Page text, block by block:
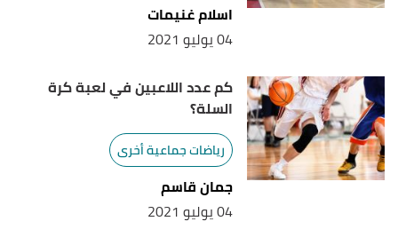
اسلام غنيمات
04 يوليو 2021
كم عدد اللاعبين في لعبة كرة
السلة؟
رياضات جماعية أخرى
جمان قاسم
04 يوليو 2021